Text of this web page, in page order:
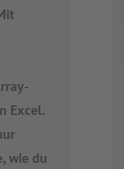
Excel.
wie du